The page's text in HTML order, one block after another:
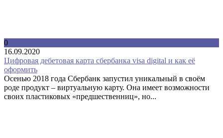
0
16.09.2020
Цифровая дебетовая карта сбербанка visa digital и как её
оформить
Осенью 2018 года Сбербанк запустил уникальный в своём
роде продукт – виртуальную карту. Она имеет возможности
своих пластиковых «предшественниц», но...